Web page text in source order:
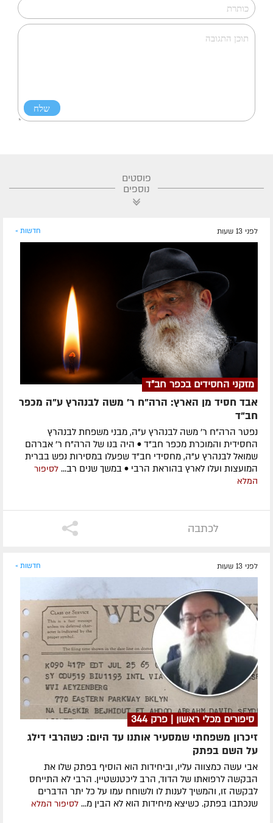
פוסטים
נוספים
לפני 13 שעות חדשות »
מזקני החסידים בכפר חב"ד
אבד חסיד מן הארץ: הרה"ח ר' משה לבנהרץ ע"ה מכפר
חב"ד
נפטר הרה"ח ר' משה לבנהרץ ע"ה, מבני משפחת לבנהרץ
החסידית והמוכרת מכפר חב"ד • היה בנו של הרה"ח ר' אברהם
שמואל לבנהרץ ע"ה, מחסידי חב"ד שפעלו במסירות נפש בברית
המועצות ועלו לארץ בהוראת הרבי • במשך שנים רב... לסיפור
המלא
לכתבה
לפני 13 שעות חדשות »
סיפורים מכלי ראשון | פרק 344
זיכרון משפחתי שמסעיר אותנו עד היום: כשהרבי דילג
על השם בפתק
אבי עשה כמצווה עליו, וביחידות הוא הוסיף בפתק שלו את
הבקשה לרפואתו של הדוד, הרב ליכטנשטיין. הרבי לא התייחס
לבקשה זו, והמשיך לענות לו ולשוחח עמו על כל יתר הדברים
שנכתבו בפתק. כשיצא מיחידות הוא לא הבין מ... לסיפור המלא